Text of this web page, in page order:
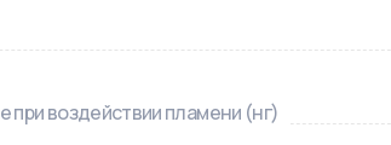
при воздействии пламени (нг)